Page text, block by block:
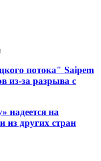
потока" Saipem
из-за разрыва с
надеется на
из других стран